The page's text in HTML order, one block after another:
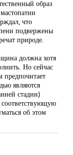
образ
что
подвержены
природе.
должна хотя
Но сейчас
являются
стадии)
об этом